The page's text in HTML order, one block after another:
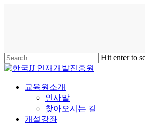
Hit enter to
교육원소개
인사말
찾아오시는 길
개설강좌